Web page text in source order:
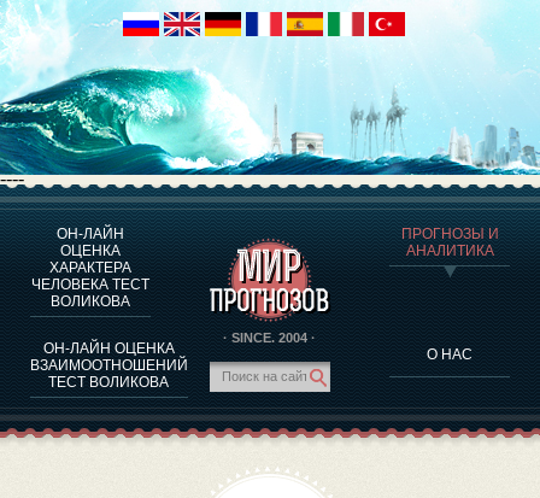
----
ОН-ЛАЙН
ОЦЕНКА
ХАРАКТЕРА
ЧЕЛОВЕКА ТЕСТ
ВОЛИКОВА
ОН-ЛАЙН ОЦЕНКА
ВЗАИМООТНОШЕНИЙ
ТЕСТ ВОЛИКОВА
· SINCE. 2004 ·
ПРОГНОЗЫ И
АНАЛИТИКА
О НАС
О ПРОГРАММЕ
ОЦЕНКА ХАРАКТЕРA ЧЕЛОВЕКА
ОЦЕНКА ХАРАКТЕРА ВЫДАЮЩИХСЯ ЛИЧНОСТЕЙ
О ПРОГРАММЕ
ТЕСТ НА СОВМЕСТИМОСТЬ ВОЛИКОВА
ПРОГНОЗЫ И АНАЛИТИКА